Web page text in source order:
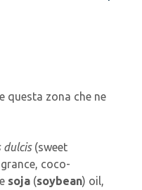
questa zona che ne
dulcis (sweet
coco-
soja (soybean) oil,